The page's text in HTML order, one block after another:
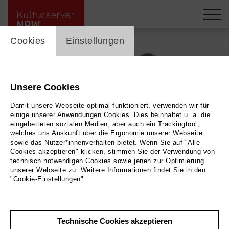
cookie_layer
Cookies Einstellungen
Unsere Cookies
Damit unsere Webseite optimal funktioniert, verwenden wir für
einige unserer Anwendungen Cookies. Dies beinhaltet u. a. die
eingebetteten sozialen Medien, aber auch ein Trackingtool,
welches uns Auskunft über die Ergonomie unserer Webseite
sowie das Nutzer*innenverhalten bietet. Wenn Sie auf "Alle
Cookies akzeptieren" klicken, stimmen Sie der Verwendung von
technisch notwendigen Cookies sowie jenen zur Optimierung
unserer Webseite zu. Weitere Informationen findet Sie in den
"Cookie-Einstellungen".
Technische Cookies akzeptieren